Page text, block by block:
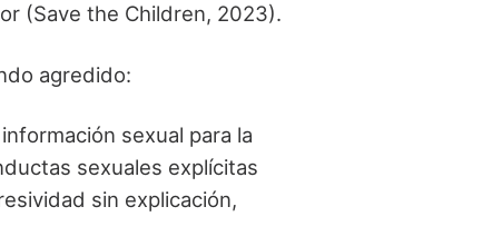
(Save the Children, 2023).
agredido:
sexual para la
sexuales explícitas
sin explicación,